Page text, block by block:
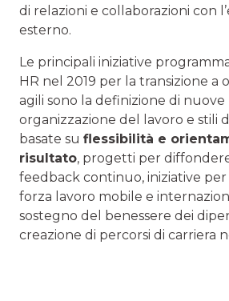
di relazioni e collaborazioni con
esterno.
Le principali iniziative
HR nel 2019 per la transizione a
agili sono la definizione di nuove
organizzazione del lavoro e stili
basate su flessibilità e
risultato, progetti per
feedback continuo, iniziative
forza lavoro mobile e
sostegno del benessere dei
creazione di percorsi di carriera